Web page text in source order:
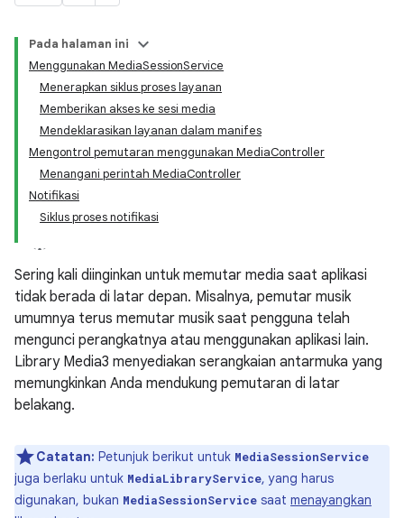
Pada halaman ini
Menggunakan MediaSessionService
Menerapkan siklus proses layanan
Memberikan akses ke sesi media
Mendeklarasikan layanan dalam manifes
Mengontrol pemutaran menggunakan MediaController
Menangani perintah MediaController
Notifikasi
Siklus proses notifikasi
Sering kali diinginkan untuk memutar media saat aplikasi
tidak berada di latar depan. Misalnya, pemutar musik
umumnya terus memutar musik saat pengguna telah
mengunci perangkatnya atau menggunakan aplikasi lain.
Library Media3 menyediakan serangkaian antarmuka yang
memungkinkan Anda mendukung pemutaran di latar
belakang.
Catatan: Petunjuk berikut untuk MediaSessionService
juga berlaku untuk MediaLibraryService, yang harus
digunakan, bukan MediaSessionService saat menayangkan